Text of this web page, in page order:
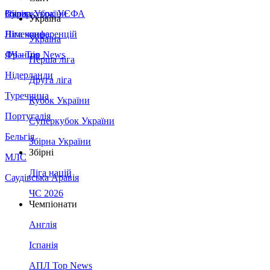
Збірна України
Італія
Німеччина
Франція
Нідерланди
Туреччина
Португалія
Бельгія
МЛС
Саудівська Аравія
Суперкубок УЄФА
Ліга конференцій
ЛЧ - Top News
Україна
Україна
Перша ліга
Друга ліга
Кубок України
Суперкубок України
Збірна України
Збірні
Ліга націй
ЧС 2026
Чемпіонати
Англія
Іспанія
АПЛ Top News